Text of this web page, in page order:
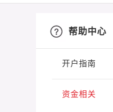
帮助中心
开户指南
资金相关